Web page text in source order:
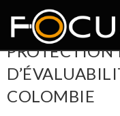
COLOMBIE